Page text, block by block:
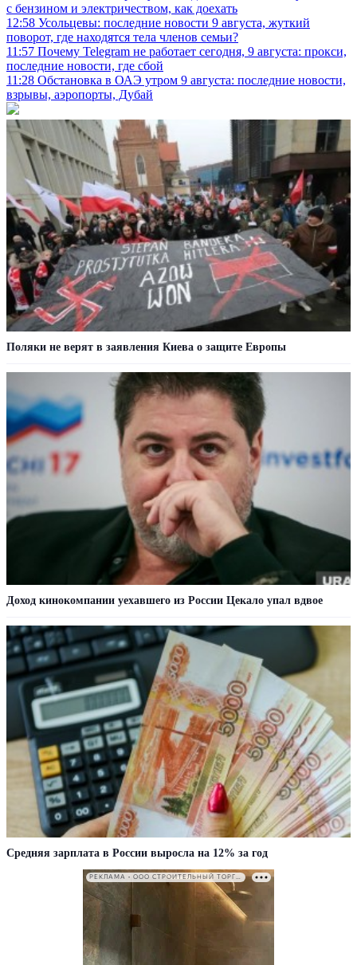
с бензином и электричеством, как доехать
12:58 Усольцевы: последние новости 9 августа, жуткий
поворот, где находятся тела членов семьи?
11:57 Почему Telegram не работает сегодня, 9 августа: прокси,
последние новости, где сбой
11:28 Обстановка в ОАЭ утром 9 августа: последние новости,
взрывы, аэропорты, Дубай
Поляки не верят в заявления Киева о защите Европы
Доход кинокомпании уехавшего из России Цекало упал вдвое
Средняя зарплата в России выросла на 12% за год
РЕКЛАМА • ООО СТРОИТЕЛЬНЫЙ ТОРГОВЫЙ ДОМ «ПЕТРОВИЧ». ИНН: 7802348846